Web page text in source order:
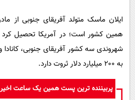
ایلان ماسک متولد آفریقای جنوبی از
همین کشور است؛ در آمریکا تحصیل کرد
شهروندی سه کشور آفریقای جنوبی، کانادا
به 200 میلیارد دلار ثروت دارد.
پربیننده ترین پست همین یک ساعت اخیر